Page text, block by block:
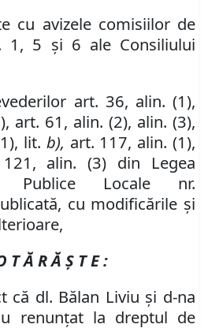
cu avizele comisiilor de
1, 5 şi 6 ale Consiliului
art. 36, alin. (1),
art. 61, alin. (2), alin. (3),
lit. b), art. 117, alin. (1),
alin. (3) din Legea
Publice Locale nr.
cu modificările şi
T Ă R Ă Ş T E :
că dl. Bălan Liviu şi d-na
renunţat la dreptul de